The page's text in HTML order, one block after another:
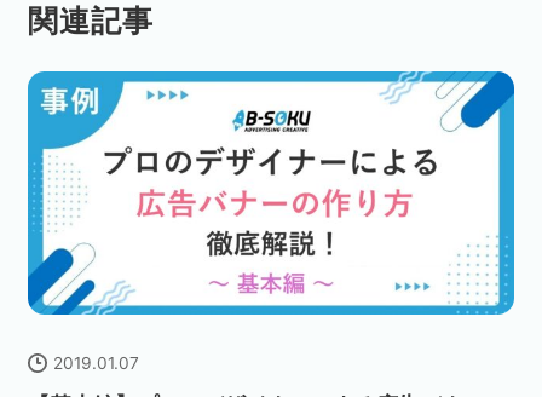
関連記事
2019.01.07